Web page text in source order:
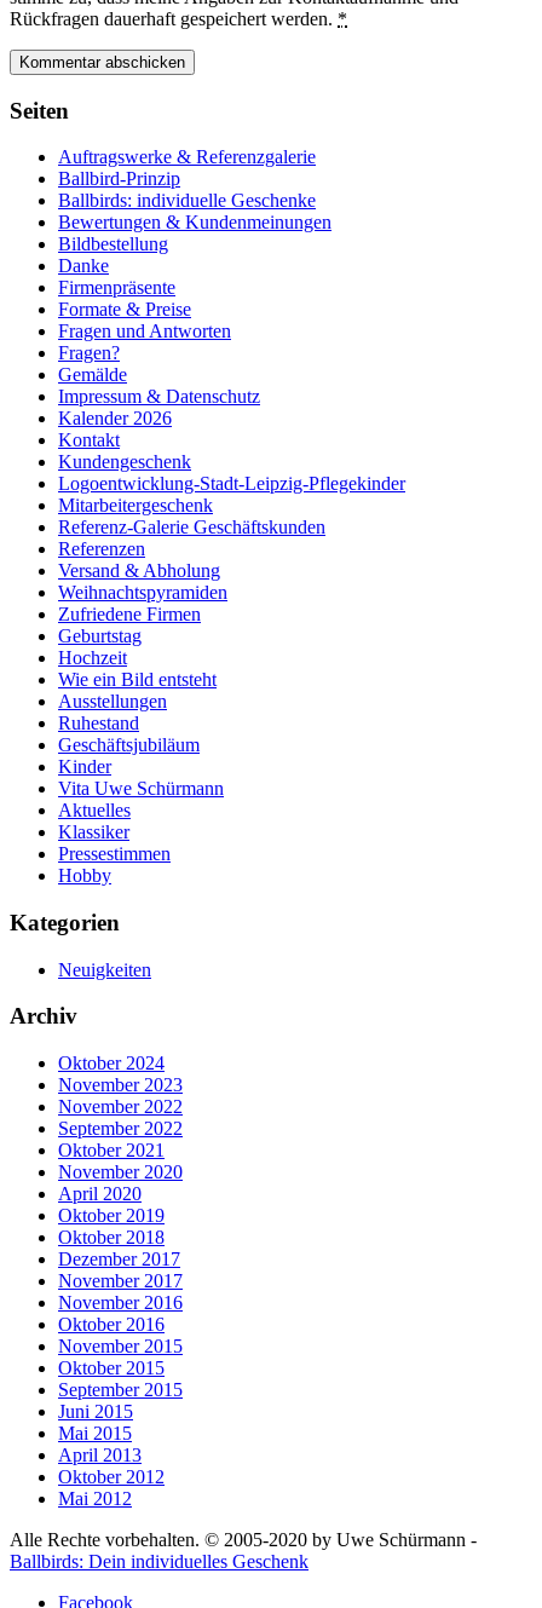
Rückfragen dauerhaft gespeichert werden. *
Seiten
Auftragswerke & Referenzgalerie
Ballbird-Prinzip
Ballbirds: individuelle Geschenke
Bewertungen & Kundenmeinungen
Bildbestellung
Danke
Firmenpräsente
Formate & Preise
Fragen und Antworten
Fragen?
Gemälde
Impressum & Datenschutz
Kalender 2026
Kontakt
Kundengeschenk
Logoentwicklung-Stadt-Leipzig-Pflegekinder
Mitarbeitergeschenk
Referenz-Galerie Geschäftskunden
Referenzen
Versand & Abholung
Weihnachtspyramiden
Zufriedene Firmen
Geburtstag
Hochzeit
Wie ein Bild entsteht
Ausstellungen
Ruhestand
Geschäftsjubiläum
Kinder
Vita Uwe Schürmann
Aktuelles
Klassiker
Pressestimmen
Hobby
Kategorien
Neuigkeiten
Archiv
Oktober 2024
November 2023
November 2022
September 2022
Oktober 2021
November 2020
April 2020
Oktober 2019
Oktober 2018
Dezember 2017
November 2017
November 2016
Oktober 2016
November 2015
Oktober 2015
September 2015
Juni 2015
Mai 2015
April 2013
Oktober 2012
Mai 2012
Alle Rechte vorbehalten. © 2005-2020 by Uwe Schürmann -
Ballbirds: Dein individuelles Geschenk
Facebook